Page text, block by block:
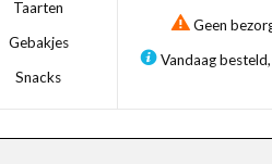
Taarten
Gebakjes
Snacks
Geen
Vandaag